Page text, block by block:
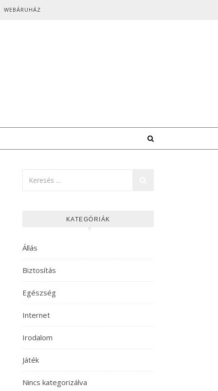
WEBÁRUHÁZ
KATEGÓRIÁK
Állás
Biztosítás
Egészség
Internet
Irodalom
Játék
Nincs kategorizálva